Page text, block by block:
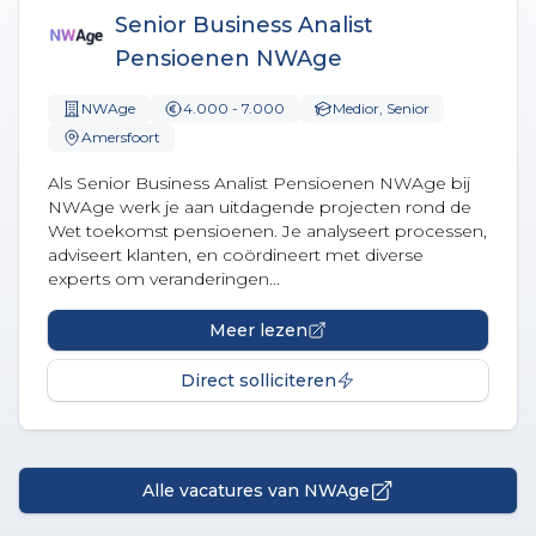
Senior Business Analist
Pensioenen NWAge
NWAge 4.000 - 7.000
Medior, Senior
Amersfoort
Als Senior Business Analist Pensioenen NWAge bij
NWAge werk je aan uitdagende projecten rond de
Wet toekomst pensioenen. Je analyseert processen,
adviseert klanten, en coördineert met diverse
experts om veranderingen...
Meer lezen
Direct solliciteren
Alle vacatures van NWAge